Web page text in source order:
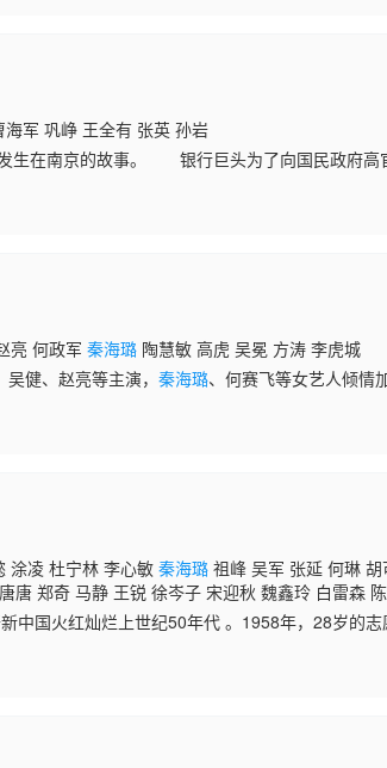
军 巩峥 王全有 张英 孙岩
生在南京的故事。 银行巨头为了向国民政府高
燕作为厚礼送给部长，但美人却在一个雨夜不明
亮 何政军秦海璐 陶慧敏 高虎 吴冕 方涛 李虎城
吴健、赵亮等主演，秦海璐、何赛飞等女艺人倾情
此次孙逊、
涂凌 杜宁林 李心敏秦海璐 祖峰 吴军 张延 何琳
唐 郑奇 马静 王锐 徐岑子 宋迎秋 魏鑫玲 白雷森
静 李蓓蕾 王一鸣 徐光宇 朱仲春 张煊赫 韦清 肖
中国火红灿烂上世纪50年代 。1958年，28岁的
曼（周韵 饰），英雄美女一见钟情，耿直为与资本